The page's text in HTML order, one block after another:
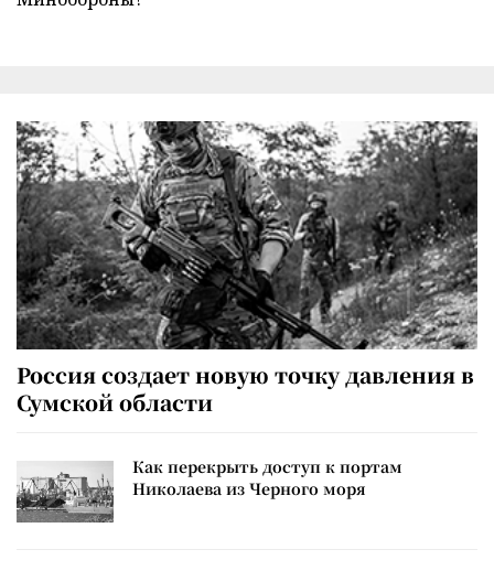
Россия создает новую точку давления в
Сумской области
Как перекрыть доступ к портам
Николаева из Черного моря